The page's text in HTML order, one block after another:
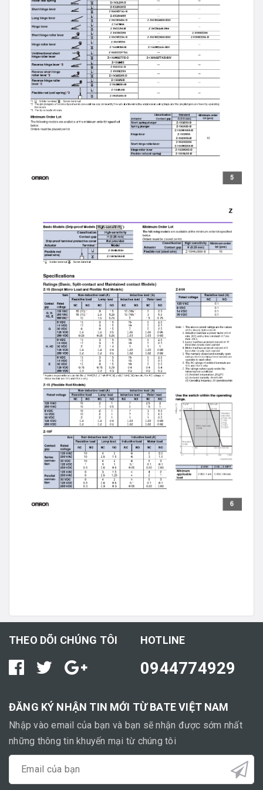
THEO DÕI CHÚNG TÔI HOTLINE
0944774929
ĐĂNG KÝ NHẬN TIN MỚI TỪ BATE VIỆT NAM
Nhập vào email của bạn và bạn sẽ nhận được sớm nhất
những thông tin khuyến mại từ chúng tôi